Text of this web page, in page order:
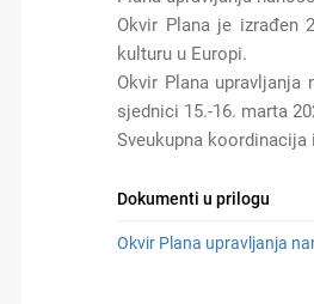
Okvir Plana je izrađen
kulturu u Europi.
Okvir Plana upravljanja
sjednici 15.-16. marta
Sveukupna
Dokumenti u prilogu
Okvir Plana upravljanja